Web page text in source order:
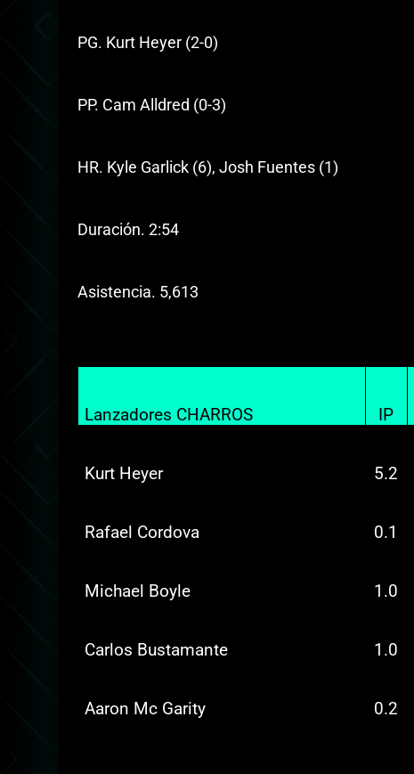
PG. Kurt Heyer (2-0)
PP. Cam Alldred (0-3)
HR. Kyle Garlick (6), Josh Fuentes (1)
Duración. 2:54
Asistencia. 5,613
Lanzadores CHARROS IP
Kurt Heyer 5.2
Rafael Cordova 0.1
Michael Boyle 1.0
Carlos Bustamante 1.0
Aaron Mc Garity 0.2